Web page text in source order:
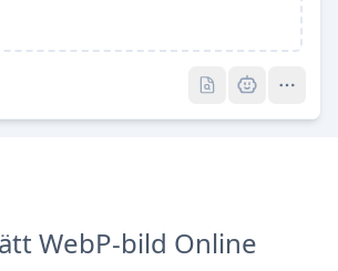
WebP-bild Online